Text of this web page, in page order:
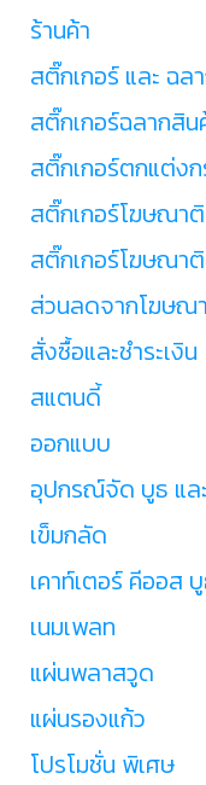
ร้านค้า
สติ๊กเกอร์ และ ฉล
สติ๊กเกอร์ฉลากสิน
สติ๊กเกอร์ตกแต่งก
สติ๊กเกอร์โฆษณา
สติ๊กเกอร์โฆษณา
ส่วนลดจากโฆษณ
สั่งซื้อและชำระเงิน
สแตนดี้
ออกแบบ
อุปกรณ์จัด บูธ แล
เข็มกลัด
เคาท์เตอร์ คีออส
เนมเพลท
แผ่นพลาสวูด
แผ่นรองแก้ว
โปรโมชั่น พิเศษ